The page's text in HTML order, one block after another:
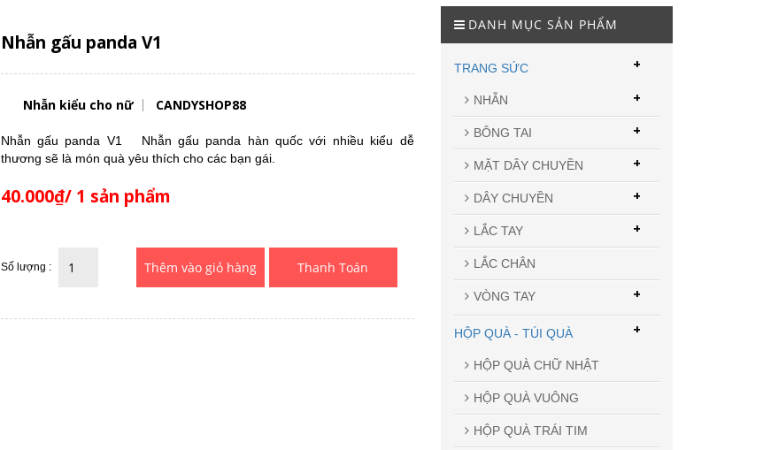
Nhẫn gấu panda V1
Nhẫn kiểu cho nữ CANDYSHOP88
Nhẫn gấu panda V1 Nhẫn gấu panda hàn quốc với nhiều kiểu dễ
thương sẽ là món quà yêu thích cho các bạn gái.
40.000₫/ 1 sản phẩm
Số lượng : Thanh Toán
DANH MỤC SẢN PHẨM
TRANG SỨC
NHẪN +
BÔNG TAI +
MẶT DÂY CHUYỀN +
DÂY CHUYỀN +
LẮC TAY +
LẮC CHÂN
VÒNG TAY +
+
HỘP QUÀ - TÚI QUÀ
HỘP QUÀ CHỮ NHẬT
HỘP QUÀ VUÔNG
HỘP QUÀ TRÁI TIM
+